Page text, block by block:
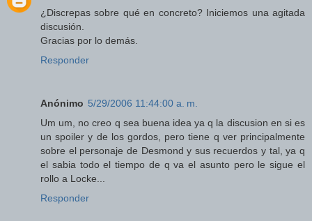
¿Discrepas sobre qué en concreto? Iniciemos una agitada
discusión.
Gracias por lo demás.
Responder
Anónimo 5/29/2006 11:44:00 a. m.
Um um, no creo q sea buena idea ya q la discusion en si es
un spoiler y de los gordos, pero tiene q ver principalmente
sobre el personaje de Desmond y sus recuerdos y tal, ya q
el sabia todo el tiempo de q va el asunto pero le sigue el
rollo a Locke...
Responder